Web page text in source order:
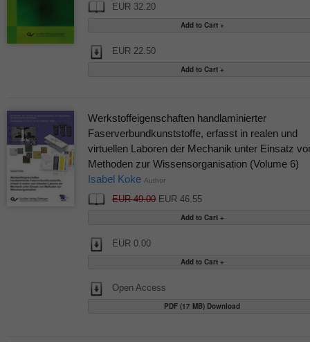
EUR 32.20
EUR 22.50
Werkstoffeigenschaften handlaminierter
Faserverbundkunststoffe, erfasst in realen und
virtuellen Laboren der Mechanik unter Einsatz
Methoden zur Wissensorganisation (Volume 6)
Isabel Koke Author
EUR 49.00EUR 46.55
EUR 0.00
Open Access
PDF (17 MB) Download